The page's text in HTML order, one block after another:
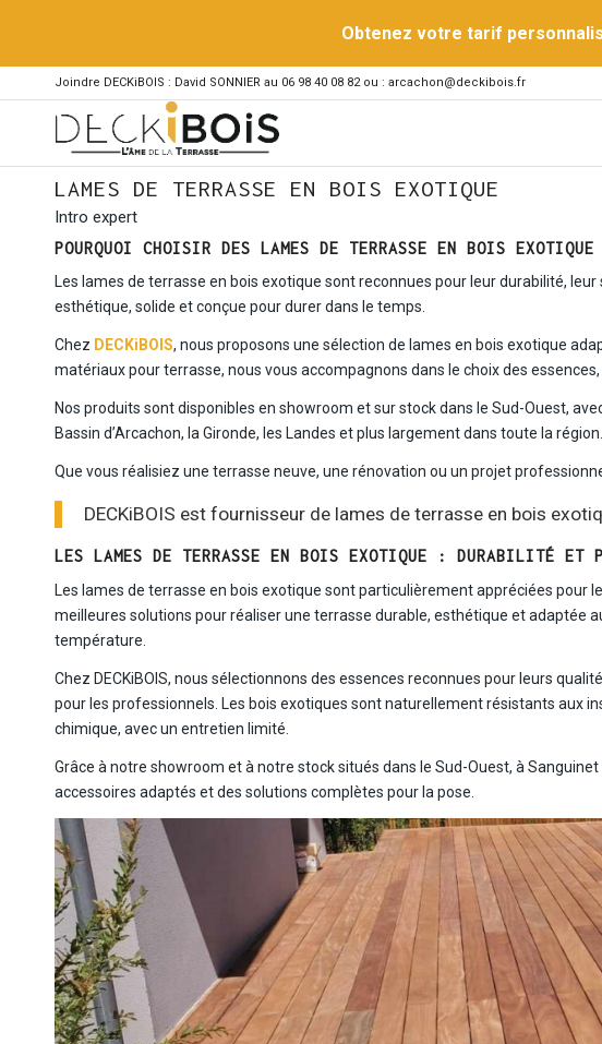
Obtenez votre tarif
Joindre DECKiBOIS : David SONNIER au 06 98 40 08 82 ou : arcachon@deckibois.fr
LAMES DE TERRASSE EN BOIS EXOTIQUE
Intro expert
POURQUOI CHOISIR DES LAMES DE TERRASSE EN BOIS
Les lames de terrasse en bois exotique sont reconnues pour leur durabilité,
esthétique, solide et conçue pour durer dans le temps.
Chez DECKiBOIS, nous proposons une sélection de lames en bois exotique
matériaux pour terrasse, nous vous accompagnons dans le choix des
Nos produits sont disponibles en showroom et sur stock dans le Sud-Ouest,
Bassin d’Arcachon, la Gironde, les Landes et plus largement dans toute la région.
Que vous réalisiez une terrasse neuve, une rénovation ou un projet
DECKiBOIS est fournisseur de lames de terrasse en bois
LES LAMES DE TERRASSE EN BOIS EXOTIQUE : DURABILITÉ ET
Les lames de terrasse en bois exotique sont particulièrement appréciées pour
meilleures solutions pour réaliser une terrasse durable, esthétique et adaptée
température.
Chez DECKiBOIS, nous sélectionnons des essences reconnues pour leurs
pour les professionnels. Les bois exotiques sont naturellement résistants aux
chimique, avec un entretien limité.
Grâce à notre showroom et à notre stock situés dans le Sud-Ouest, à
accessoires adaptés et des solutions complètes pour la pose.